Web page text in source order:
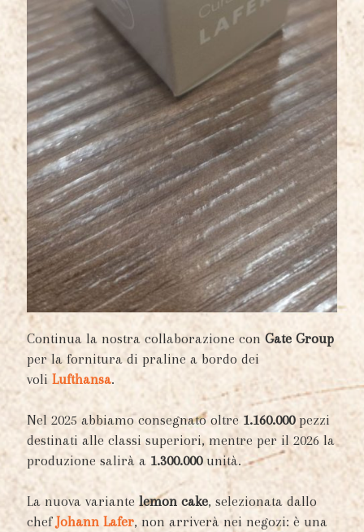
Continua la nostra collaborazione con Gate Group
per la fornitura di praline a bordo dei
voli Lufthansa.
Nel 2025 abbiamo consegnato oltre 1.160.000pezzi
destinati alle classi superiori, mentre per il 2026 la
produzione salirà a 1.300.000unità.
La nuova variante lemon cake, selezionata dallo
chefJohann Lafer, non arriverà nei negozi: è una